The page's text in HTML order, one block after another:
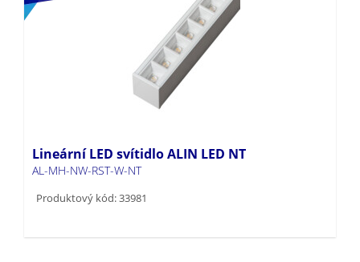
Lineární LED svítidlo ALIN LED NT
AL-MH-NW-RST-W-NT
Produktový kód: 33981